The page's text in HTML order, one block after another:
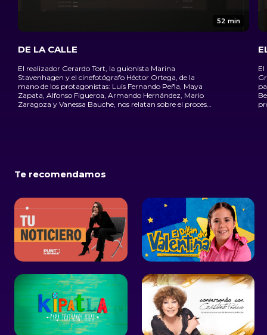
52 min
DE LA CALLE
El realizador Gerardo Tort, la guionista Marina
Stavenhagen y el cinefotógrafo Héctor Ortega, de la
mano de los protagonistas: Luis Fernando Peña, Maya
Zapata, Alfonso Figueroa, Armando Hernández, Mario
Zaragoza y Vanessa Bauche, nos relatan sobre el proceso
El
Te recomendamos